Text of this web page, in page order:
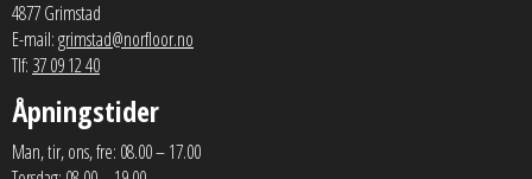
4877 Grimstad
E-mail:grimstad@norfloor.no
Tlf: 37 09 12 40
Åpningstider
Man, tir, ons, fre: 08.00 – 17.00